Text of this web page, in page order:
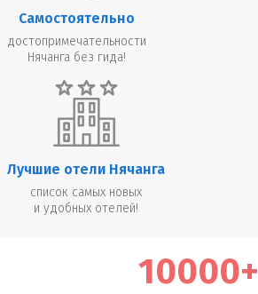
Самостоятельно
достопримечательности
Нячанга без гида!
Лучшие отели Нячанга
список самых новых
и удобных отелей!
10000+